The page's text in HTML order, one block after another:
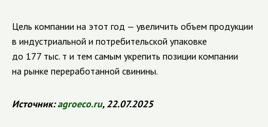
Цель компании на этот год — увеличить объем продукции
в индустриальной и потребительской упаковке
до 177 тыс. т и тем самым укрепить позиции компании
на рынке переработанной свинины.
Источник:agroeco.ru, 22.07.2025